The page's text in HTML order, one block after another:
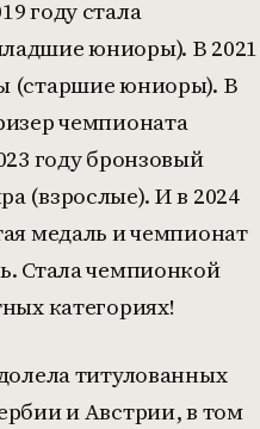
году стала
юниоры). В 2021
(старшие юниоры). В
чемпионата
году бронзовый
(взрослые). И в 2024
медаль и чемпионат
Стала чемпионкой
категориях!
титулованных
и Австрии, в том